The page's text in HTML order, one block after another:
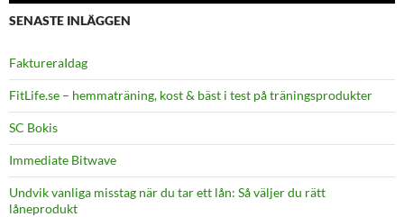
SENASTE INLÄGGEN
FaktureraIdag
FitLife.se – hemmaträning, kost & bäst i test på träningsprodukter
SC Bokis
Immediate Bitwave
Undvik vanliga misstag när du tar ett lån: Så väljer du rätt
låneprodukt